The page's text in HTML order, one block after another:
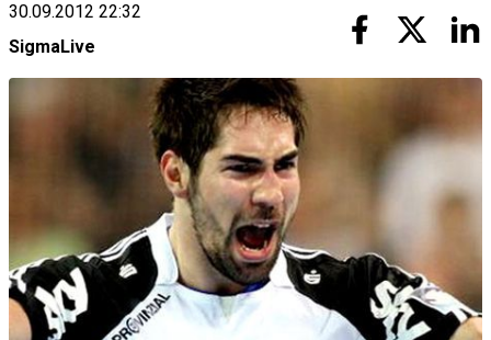
30.09.2012 22:32
SigmaLive